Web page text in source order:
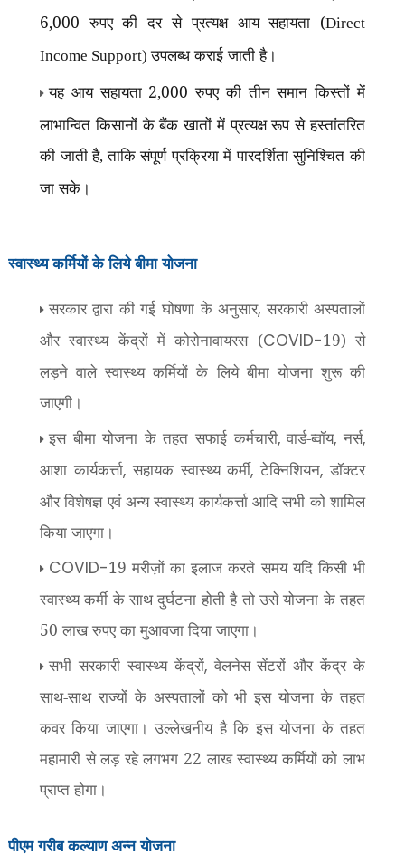
6,000 रुपए की दर से प्रत्यक्ष आय सहायता (Direct
Income Support)उपलब्ध कराई जाती है।
यह आय सहायता 2,000 रुपए की तीन समान किस्तों में
लाभान्वित किसानों के बैंक खातों में प्रत्यक्ष रूप से हस्तांतरित
की जाती है,ताकि संपूर्ण प्रक्रिया में पारदर्शिता सुनिश्चित की
जा सके।
स्वास्थ्य कर्मियों के लिये बीमा योजना
सरकार द्वारा की गई घोषणा के अनुसार, सरकारी अस्पतालों
और स्वास्थ्य केंद्रों में कोरोनावायरस (COVID-19) से
लड़ने वाले स्वास्थ्य कर्मियों के लिये बीमा योजना शुरू की
जाएगी।
इस बीमा योजना के तहत सफाई कर्मचारी,वार्ड-ब्‍वॉय,नर्स,
आशा कार्यकर्त्ता, सहायक स्‍वास्‍थ्‍य कर्मी,टेक्निशियन,डॉक्टर
और विशेषज्ञ एवं अन्य स्वास्थ्य कार्यकर्त्ता आदि सभी को शामिल
किया जाएगा।
COVID-19 मरीज़ों का इलाज करते समय यदि किसी भी
स्वास्थ्य कर्मी के साथ दुर्घटना होती है तो उसे योजना के तहत
50 लाख रुपए का मुआवजा दिया जाएगा।
सभी सरकारी स्वास्थ्य केंद्रों, वेलनेस सेंटरों और केंद्र के
साथ-साथ राज्यों के अस्पतालों को भी इस योजना के तहत
कवर किया जाएगा। उल्लेखनीय है कि इस योजना के तहत
महामारी से लड़ रहे लगभग 22 लाख स्वास्थ्य कर्मि‍यों को लाभ
प्राप्त होगा।
पीएम गरीब कल्याण अन्न योजना